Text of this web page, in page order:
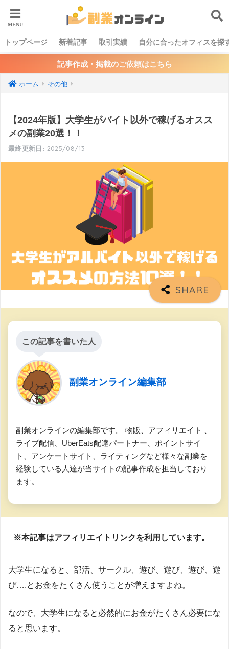
トップページ 新着記事 取引実績 自分に合ったオフィスを探
記事作成・掲載のご依頼はこちら
ホーム その他
【2024年版】大学生がバイト以外で稼げるオスス
メの副業20選！！
2025/08/13
この記事を書いた人
副業オンライン編集部
副業オンラインの編集部です。 物販、アフィリエイト 、
ライブ配信、UberEats配達パートナー、ポイントサイ
ト、アンケートサイト、ライティングなど様々な副業を
経験している人達が当サイトの記事作成を担当しており
ます。
※本記事はアフィリエイトリンクを利用しています。
大学生になると、部活、サークル、遊び、遊び、遊び、遊
び….とお金をたくさん使うことが増えますよね。
なので、大学生になると必然的にお金がたくさん必要にな
ると思います。